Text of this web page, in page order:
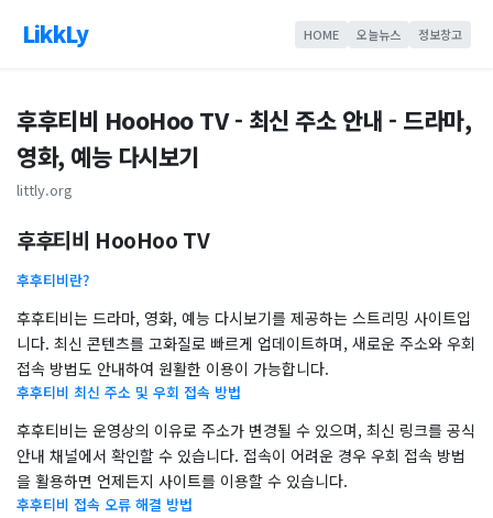
LikkLy HOME 오늘뉴스 정보창고
후후티비 HooHoo TV - 최신 주소 안내 - 드라마,
영화, 예능 다시보기
littly.org
후후티비 HooHoo TV
후후티비란?
후후티비는 드라마, 영화, 예능 다시보기를 제공하는 스트리밍 사이트입
니다. 최신 콘텐츠를 고화질로 빠르게 업데이트하며, 새로운 주소와 우회
접속 방법도 안내하여 원활한 이용이 가능합니다.
후후티비 최신 주소 및 우회 접속 방법
후후티비는 운영상의 이유로 주소가 변경될 수 있으며, 최신 링크를 공식
안내 채널에서 확인할 수 있습니다. 접속이 어려운 경우 우회 접속 방법
을 활용하면 언제든지 사이트를 이용할 수 있습니다.
후후티비 접속 오류 해결 방법